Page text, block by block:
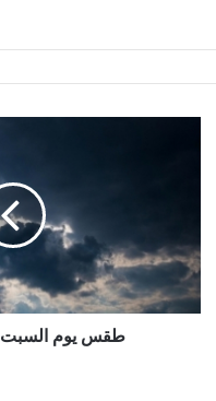
طقس يوم السبت 31 أوت 2019